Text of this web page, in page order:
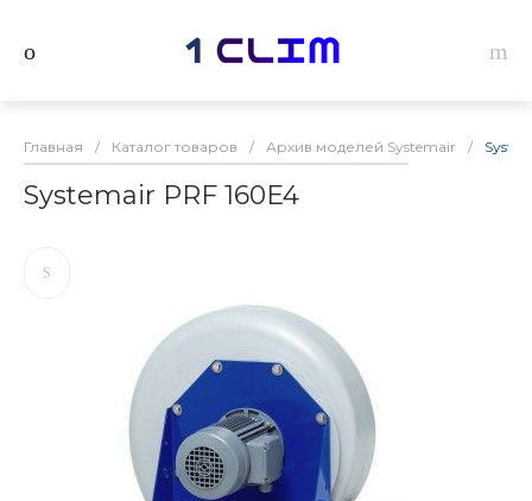
Главная / Каталог товаров / Архив моделей Systemair /
Systemair PRF 160E4